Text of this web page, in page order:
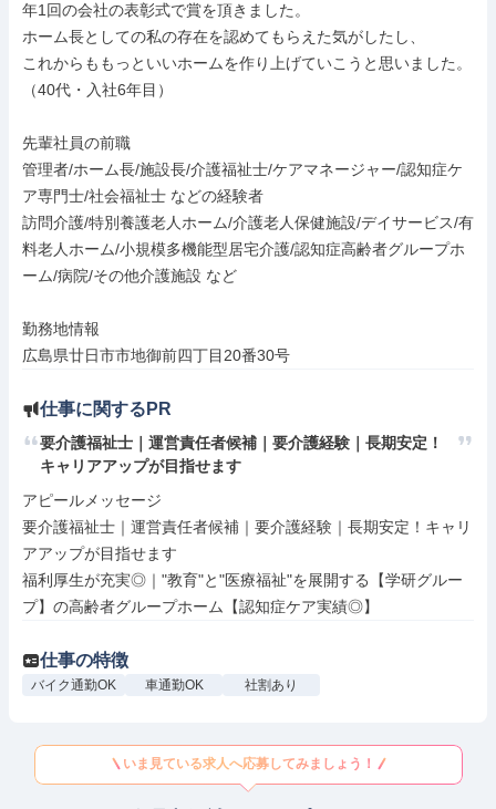
年1回の会社の表彰式で賞を頂きました。
ホーム長としての私の存在を認めてもらえた気がしたし、
これからももっといいホームを作り上げていこうと思いました。
（40代・入社6年目）
先輩社員の前職
管理者/ホーム長/施設長/介護福祉士/ケアマネージャー/認知症ケ
ア専門士/社会福祉士 などの経験者
訪問介護/特別養護老人ホーム/介護老人保健施設/デイサービス/有
料老人ホーム/小規模多機能型居宅介護/認知症高齢者グループホ
ーム/病院/その他介護施設 など
勤務地情報
広島県廿日市市地御前四丁目20番30号
仕事に関するPR
要介護福祉士｜運営責任者候補｜要介護経験｜長期安定！
キャリアアップが目指せます
アピールメッセージ
要介護福祉士｜運営責任者候補｜要介護経験｜長期安定！キャリ
アアップが目指せます
福利厚生が充実◎｜"教育"と"医療福祉"を展開する【学研グルー
プ】の高齢者グループホーム【認知症ケア実績◎】
仕事の特徴
バイク通勤OK 車通勤OK 社割あり
いま見ている求人へ応募してみましょう！